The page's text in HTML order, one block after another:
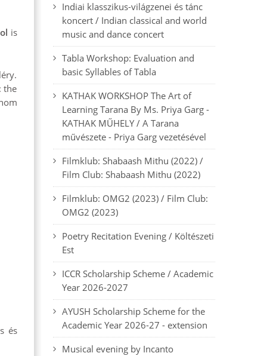
is
the
és
Indiai klasszikus-világzenei és tánc
koncert / Indian classical and world
music and dance concert
Tabla Workshop: Evaluation and
basic Syllables of Tabla
KATHAK WORKSHOP The Art of
Learning Tarana By Ms. Priya Garg -
KATHAK MŰHELY / A Tarana
művészete - Priya Garg vezetésével
Filmklub: Shabaash Mithu (2022) /
Film Club: Shabaash Mithu (2022)
Filmklub: OMG2 (2023) / Film Club:
OMG2 (2023)
Poetry Recitation Evening / Költészeti
Est
ICCR Scholarship Scheme / Academic
Year 2026-2027
AYUSH Scholarship Scheme for the
Academic Year 2026-27 - extension
Musical evening by Incanto